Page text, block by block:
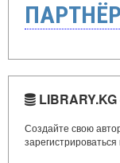
Создайте свою
зарегистрироваться